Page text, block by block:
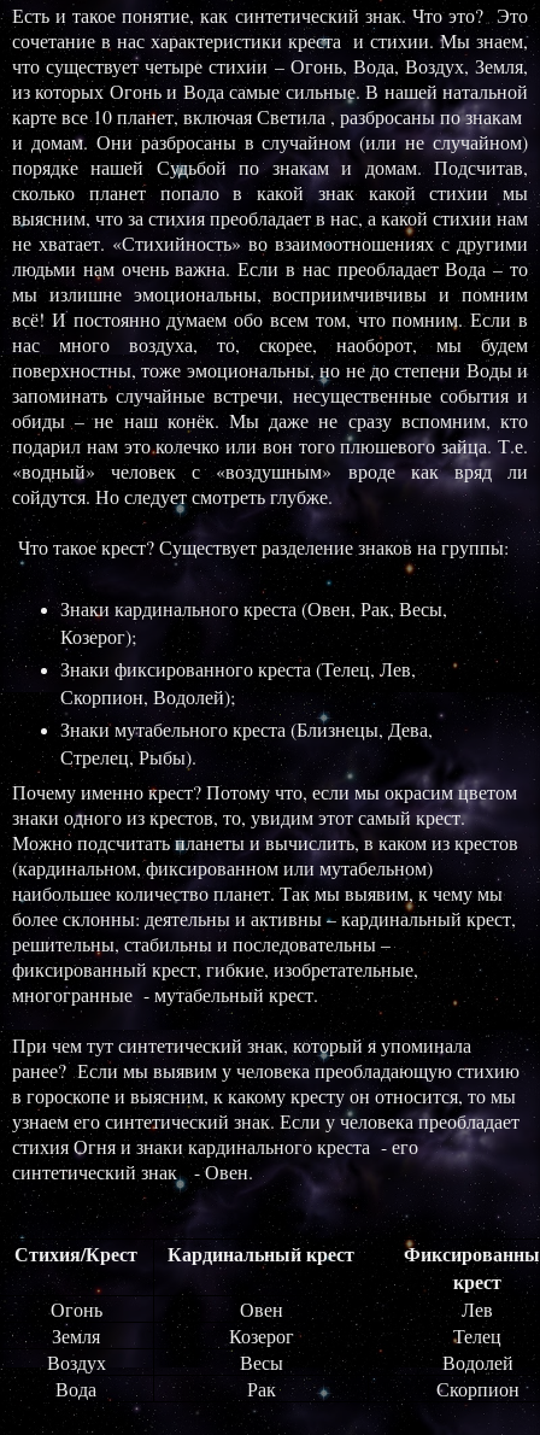
Есть и такое понятие, как синтетический знак. Что это? Это
сочетание в нас характеристики креста и стихии. Мы знаем,
что существует четыре стихии – Огонь, Вода, Воздух, Земля,
из которых Огонь и Вода самые сильные. В нашей натальной
карте все 10 планет, включая Светила , разбросаны по знакам
и домам. Они разбросаны в случайном (или не случайном)
порядке нашей Судьбой по знакам и домам. Подсчитав,
сколько планет попало в какой знак какой стихии мы
выясним, что за стихия преобладает в нас, а какой стихии нам
не хватает. «Стихийность» во взаимоотношениях с другими
людьми нам очень важна. Если в нас преобладает Вода – то
мы излишне эмоциональны, восприимчивчивы и помним
всё! И постоянно думаем обо всем том, что помним. Если в
нас много воздуха, то, скорее, наоборот, мы будем
поверхностны, тоже эмоциональны, но не до степени Воды и
запоминать случайные встречи, несущественные события и
обиды – не наш конёк. Мы даже не сразу вспомним, кто
подарил нам это колечко или вон того плюшевого зайца. Т.е.
«водный» человек с «воздушным» вроде как вряд ли
сойдутся. Но следует смотреть глубже.
Что такое крест? Существует разделение знаков на группы:
Знаки кардинального креста (Овен, Рак, Весы,
Козерог);
Знаки фиксированного креста (Телец, Лев,
Скорпион, Водолей);
Знаки мутабельного креста (Близнецы, Дева,
Стрелец, Рыбы).
Почему именно крест? Потому что, если мы окрасим цветом
знаки одного из крестов, то, увидим этот самый крест.
Можно подсчитать планеты и вычислить, в каком из крестов
(кардинальном, фиксированном или мутабельном)
наибольшее количество планет. Так мы выявим, к чему мы
более склонны: деятельны и активны – кардинальный крест,
решительны, стабильны и последовательны –
фиксированный крест, гибкие, изобретательные,
многогранные - мутабельный крест.
При чем тут синтетический знак, который я упоминала
ранее? Если мы выявим у человека преобладающую стихию
в гороскопе и выясним, к какому кресту он относится, то мы
узнаем его синтетический знак. Если у человека преобладает
стихия Огня и знаки кардинального креста - его
синтетический знак - Овен.
Стихия/Крест Кардинальный крест
крест
Огонь Овен
Лев
Земля
Козерог
Телец
Воздух
Весы
Водолей
Вода
Рак Скорпион